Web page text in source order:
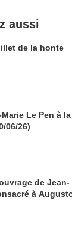
aussi
de la honte
Le Pen à la
06/26)
de Jean-
à